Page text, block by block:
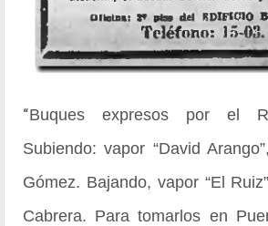
“Buques expresos por el
Subiendo: vapor “David
Gómez. Bajando, vapor “El
Cabrera. Para tomarlos en